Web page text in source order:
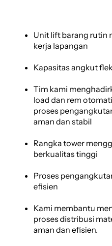
Unit lift barang rutin
kerja lapangan
Kapasitas angkut
Tim kami
load dan rem
proses
aman dan stabil
Rangka tower
berkualitas tinggi
Proses
efisien
Kami membantu
proses distribusi
aman dan efisien.